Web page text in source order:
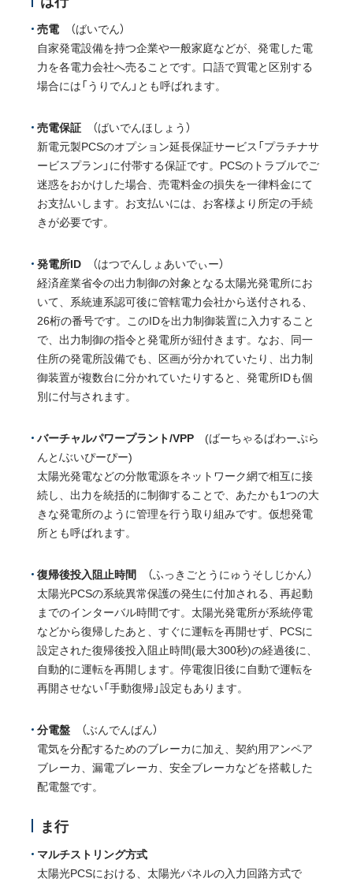
売電 （ばいでん）
自家発電設備を持つ企業や一般家庭などが、発電した電
力を各電力会社へ売ることです。口語で買電と区別する
場合には「うりでん」とも呼ばれます。
売電保証 （ばいでんほしょう）
新電元製PCSのオプション延長保証サービス「プラチナサ
ービスプラン」に付帯する保証です。PCSのトラブルでご
迷惑をおかけした場合、売電料金の損失を一律料金にて
お支払いします。お支払いには、お客様より所定の手続
きが必要です。
発電所ID （はつでんしょあいでぃー）
経済産業省令の出力制御の対象となる太陽光発電所にお
いて、系統連系認可後に管轄電力会社から送付される、
26桁の番号です。このIDを出力制御装置に入力すること
で、出力制御の指令と発電所が紐付きます。なお、同一
住所の発電所設備でも、区画が分かれていたり、出力制
御装置が複数台に分かれていたりすると、発電所IDも個
別に付与されます。
バーチャルパワープラント/VPP (ばーちゃるぱわーぷら
んと/ぶいぴーぴー)
太陽光発電などの分散電源をネットワーク網で相互に接
続し、出力を統括的に制御することで、あたかも1つの大
きな発電所のように管理を行う取り組みです。仮想発電
所とも呼ばれます。
復帰後投入阻止時間 （ふっきごとうにゅうそしじかん）
太陽光PCSの系統異常保護の発生に付加される、再起動
までのインターバル時間です。太陽光発電所が系統停電
などから復帰したあと、すぐに運転を再開せず、PCSに
設定された復帰後投入阻止時間(最大300秒)の経過後に、
自動的に運転を再開します。停電復旧後に自動で運転を
再開させない「手動復帰」設定もあります。
分電盤 （ぶんでんばん）
電気を分配するためのブレーカに加え、契約用アンペア
ブレーカ、漏電ブレーカ、安全ブレーカなどを搭載した
配電盤です。
ま行
マルチストリング方式
太陽光PCSにおける、太陽光パネルの入力回路方式で